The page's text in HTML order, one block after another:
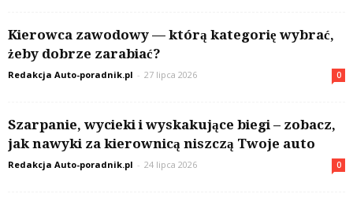
Kierowca zawodowy — którą kategorię wybrać,
żeby dobrze zarabiać?
Redakcja Auto-poradnik.pl - 27 lipca 2026 0
Szarpanie, wycieki i wyskakujące biegi – zobacz,
jak nawyki za kierownicą niszczą Twoje auto
Redakcja Auto-poradnik.pl - 24 lipca 2026 0